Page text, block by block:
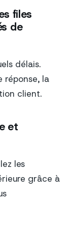
files
de
délais.
réponse, la
client.
et
les
grâce à